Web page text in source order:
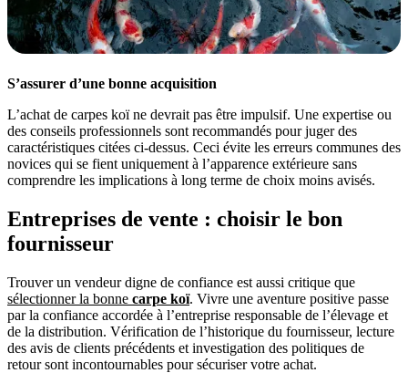
S’assurer d’une bonne acquisition
L’achat de carpes koï ne devrait pas être impulsif. Une expertise ou
des conseils professionnels sont recommandés pour juger des
caractéristiques citées ci-dessus. Ceci évite les erreurs communes des
novices qui se fient uniquement à l’apparence extérieure sans
comprendre les implications à long terme de choix moins avisés.
Entreprises de vente : choisir le bon
fournisseur
Trouver un vendeur digne de confiance est aussi critique que
sélectionner la bonne carpe koï. Vivre une aventure positive passe
par la confiance accordée à l’entreprise responsable de l’élevage et
de la distribution. Vérification de l’historique du fournisseur, lecture
des avis de clients précédents et investigation des politiques de
retour sont incontournables pour sécuriser votre achat.